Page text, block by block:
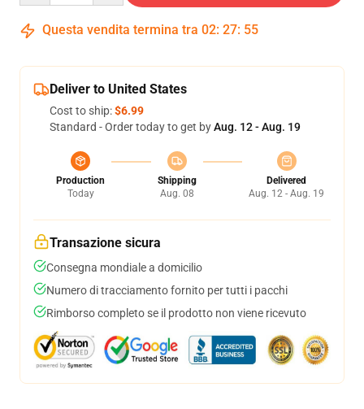
Questa vendita termina tra 02: 27: 54
Deliver to United States
Cost to ship:$6.99
Standard - Order today to get byAug. 12 - Aug. 19
Production
Today
Shipping
Aug. 08
Delivered
Aug. 12 - Aug. 19
Transazione sicura
Consegna mondiale a domicilio
Numero di tracciamento fornito per tutti i pacchi
Rimborso completo se il prodotto non viene ricevuto